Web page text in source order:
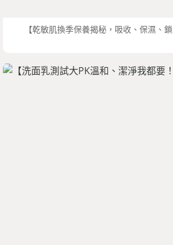
【乾敏肌換季保養揭秘，吸收、保濕、